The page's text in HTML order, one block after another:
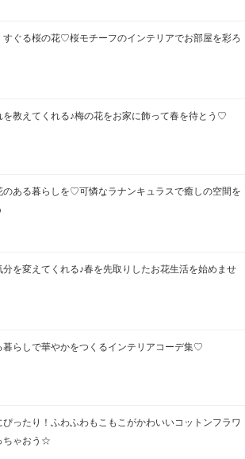
すぐる桜の花♡桜モチーフのインテリアでお部屋を彩ろ
を教えてくれる♪梅の花をお家に飾って春を待とう♡
のある暮らしを♡可憐なラナンキュラスで癒しの空間を
分を変えてくれる♪春を先取りしたお花生活を始めませ
暮らしで華やかをつくるインテリアコーデ集♡
ぴったり！ふわふわもこもこがかわいいコットンフラワ
ちゃおう☆